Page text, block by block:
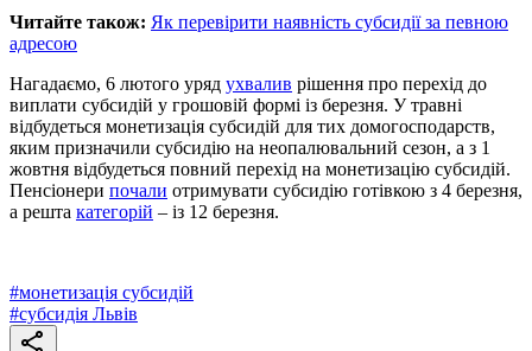
Читайте також: Як перевірити наявність субсидії за певною
адресою
Нагадаємо, 6 лютого уряд ухвалив рішення про перехід до
виплати субсидій у грошовій формі із березня. У травні
відбудеться монетизація субсидій для тих домогосподарств,
яким призначили субсидію на неопалювальний сезон, а з 1
жовтня відбудеться повний перехід на монетизацію субсидій.
Пенсіонери почали отримувати субсидію готівкою з 4 березня,
а решта категорій – із 12 березня.
#монетизація субсидій
#субсидія Львів